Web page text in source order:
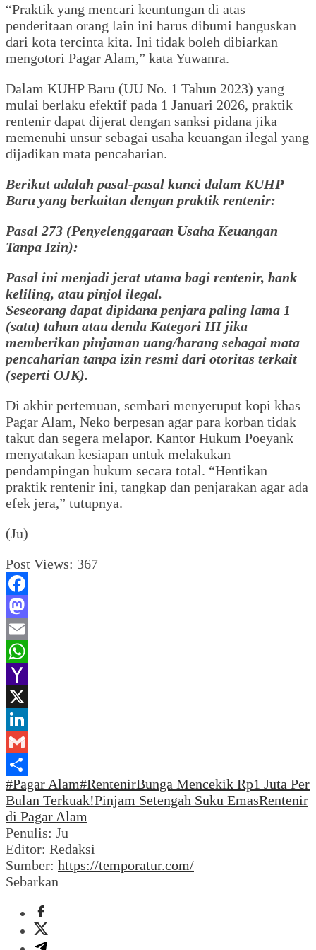
“Praktik yang mencari keuntungan di atas
penderitaan orang lain ini harus dibumi hanguskan
dari kota tercinta kita. Ini tidak boleh dibiarkan
mengotori Pagar Alam,” kata Yuwanra.
Dalam KUHP Baru (UU No. 1 Tahun 2023) yang
mulai berlaku efektif pada 1 Januari 2026, praktik
rentenir dapat dijerat dengan sanksi pidana jika
memenuhi unsur sebagai usaha keuangan ilegal yang
dijadikan mata pencaharian.
Berikut adalah pasal-pasal kunci dalam KUHP
Baru yang berkaitan dengan praktik rentenir:
Pasal 273 (Penyelenggaraan Usaha Keuangan
Tanpa Izin):
Pasal ini menjadi jerat utama bagi rentenir, bank
keliling, atau pinjol ilegal.
Seseorang dapat dipidana penjara paling lama 1
(satu) tahun atau denda Kategori III jika
memberikan pinjaman uang/barang sebagai mata
pencaharian tanpa izin resmi dari otoritas terkait
(seperti OJK).
Di akhir pertemuan, sembari menyeruput kopi khas
Pagar Alam, Neko berpesan agar para korban tidak
takut dan segera melapor. Kantor Hukum Poeyank
menyatakan kesiapan untuk melakukan
pendampingan hukum secara total. “Hentikan
praktik rentenir ini, tangkap dan penjarakan agar ada
efek jera,” tutupnya.
(Ju)
Post Views: 367
Facebook
Mastodon
Email
WhatsApp
Yahoo
Mail
X
LinkedIn
Gmail
Share
#Pagar Alam#RentenirBunga Mencekik Rp1 Juta Per
Bulan Terkuak!Pinjam Setengah Suku EmasRentenir
di Pagar Alam
Penulis: Ju
Editor: Redaksi
Sumber: https://temporatur.com/
Sebarkan